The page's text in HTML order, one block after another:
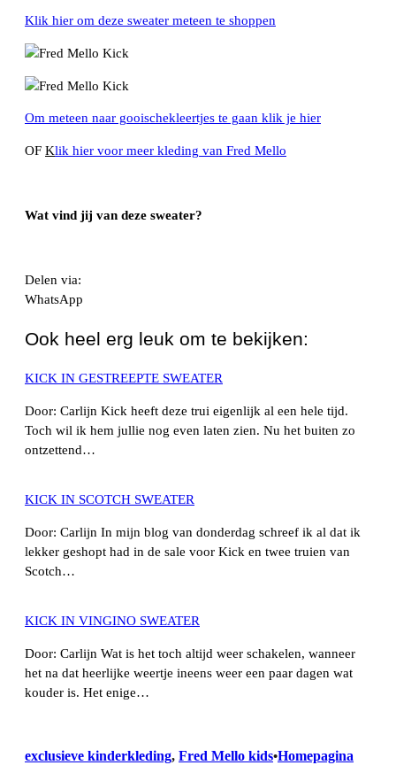
Klik hier om deze sweater meteen te shoppen
Om meteen naar gooischekleertjes te gaan klik je hier
OF Klik hier voor meer kleding van Fred Mello
Wat vind jij van deze sweater?
Delen via:
WhatsApp
Ook heel erg leuk om te bekijken:
KICK IN GESTREEPTE SWEATER
Door: Carlijn Kick heeft deze trui eigenlijk al een hele tijd.
Toch wil ik hem jullie nog even laten zien. Nu het buiten zo
ontzettend…
KICK IN SCOTCH SWEATER
Door: Carlijn In mijn blog van donderdag schreef ik al dat ik
lekker geshopt had in de sale voor Kick en twee truien van
Scotch…
KICK IN VINGINO SWEATER
Door: Carlijn Wat is het toch altijd weer schakelen, wanneer
het na dat heerlijke weertje ineens weer een paar dagen wat
kouder is. Het enige…
exclusieve kinderkleding, Fred Mello kids•Homepagina